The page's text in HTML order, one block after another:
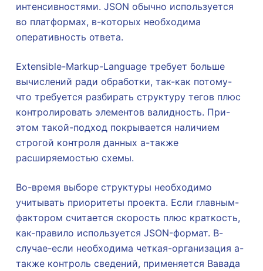
интенсивностями. JSON обычно используется
во платформах, в-которых необходима
оперативность ответа.
Extensible-Markup-Language требует больше
вычислений ради обработки, так-как потому-
что требуется разбирать структуру тегов плюс
контролировать элементов валидность. При-
этом такой-подход покрывается наличием
строгой контроля данных а-также
расширяемостью схемы.
Во-время выборе структуры необходимо
учитывать приоритеты проекта. Если главным-
фактором считается скорость плюс краткость,
как-правило используется JSON-формат. В-
случае-если необходима четкая-организация а-
также контроль сведений, применяется Вавада